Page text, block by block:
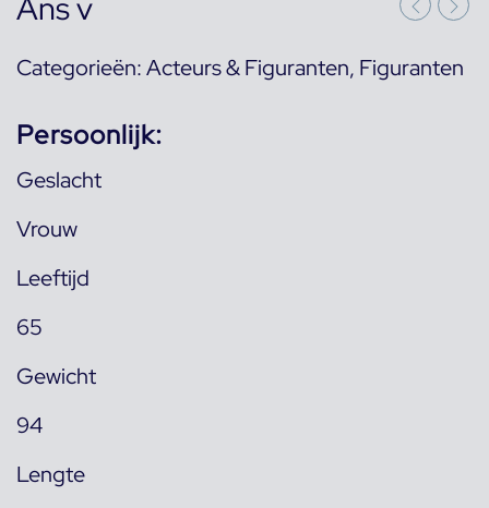
Ans v
Categorieën:Acteurs & Figuranten, Figuranten
Persoonlijk:
Geslacht
Vrouw
Leeftijd
65
Gewicht
94
Lengte